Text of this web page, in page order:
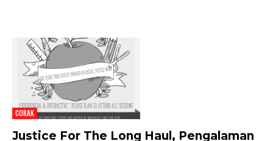
CORAK
Justice For The Long Haul, Pengalaman